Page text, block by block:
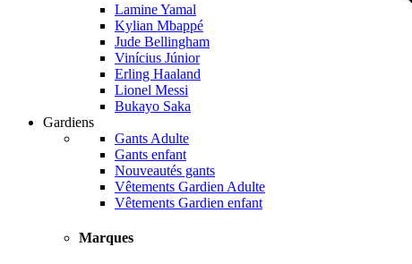
Lamine Yamal
Kylian Mbappé
Jude Bellingham
Vinícius Júnior
Erling Haaland
Lionel Messi
Bukayo Saka
Gardiens
Gants Adulte
Gants enfant
Nouveautés gants
Vêtements Gardien Adulte
Vêtements Gardien enfant
Marques